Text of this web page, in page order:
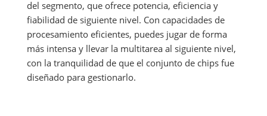
del segmento, que ofrece potencia, eficiencia y
fiabilidad de siguiente nivel. Con capacidades de
procesamiento eficientes, puedes jugar de forma
más intensa y llevar la multitarea al siguiente nivel,
con la tranquilidad de que el conjunto de chips fue
diseñado para gestionarlo.